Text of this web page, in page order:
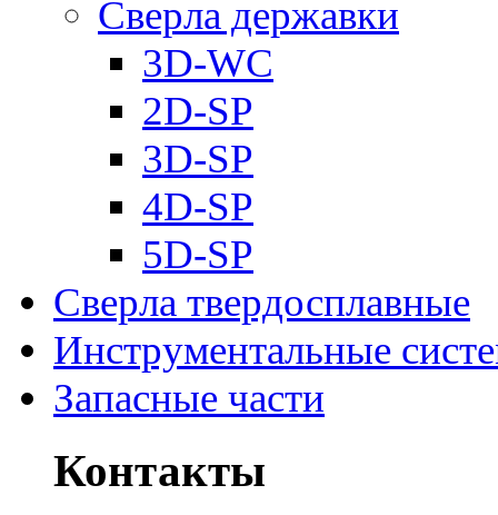
Сверла державки
3D-WC
2D-SP
3D-SP
4D-SP
5D-SP
Сверла твердосплавные
Инструментальные
Запасные части
Контакты